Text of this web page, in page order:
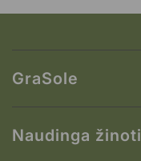
GraSole
Naudinga žinoti